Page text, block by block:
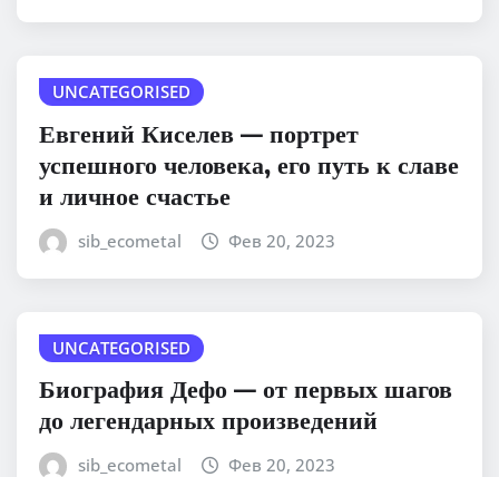
UNCATEGORISED
Евгений Киселев — портрет
успешного человека, его путь к славе
и личное счастье
sib_ecometal Фев 20, 2023
UNCATEGORISED
Биография Дефо — от первых шагов
до легендарных произведений
sib_ecometal Фев 20, 2023